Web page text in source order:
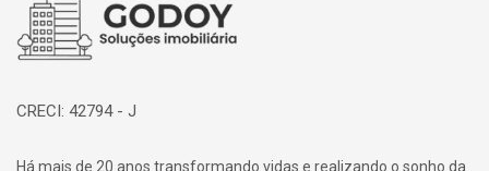
CRECI: 42794 - J
Há mais de 20 anos transformando vidas e realizando o sonho da